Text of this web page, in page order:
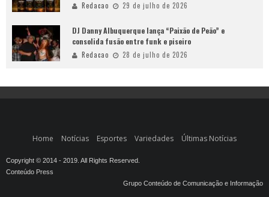
Redacao 29 de julho de 2026
DJ Danny Albuquerque lança “Paixão de Peão” e
consolida fusão entre funk e piseiro
Redacao 28 de julho de 2026
Home Notícias Esportes Variedades Últimas Notícias
Copyright © 2014 - 2019. All Rights Reserved.
Conteúdo Press
Grupo Conteúdo de Comunicação e Informação